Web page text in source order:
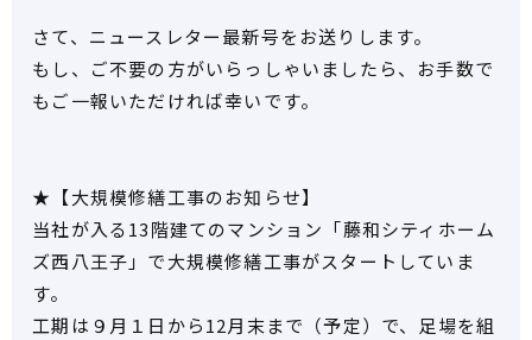
さて、ニュースレター最新号をお送りします。
もし、ご不要の方がいらっしゃいましたら、お手数で
もご一報いただければ幸いです。
★【大規模修繕工事のお知らせ】
当社が入る13階建てのマンション「藤和シティホーム
ズ西八王子」で大規模修繕工事がスタートしていま
す。
工期は９月１日から12月末まで（予定）で、足場を組